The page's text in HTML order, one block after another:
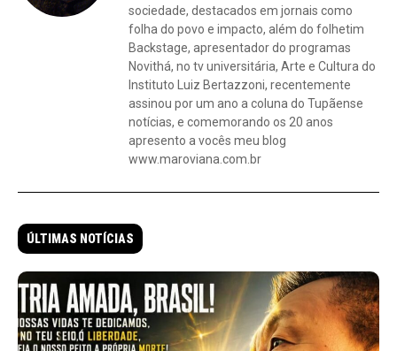
sociedade, destacados em jornais como
folha do povo e impacto, além do folhetim
Backstage, apresentador do programas
Novithá, no tv universitária, Arte e Cultura do
Instituto Luiz Bertazzoni, recentemente
assinou por um ano a coluna do Tupãense
notícias, e comemorando os 20 anos
apresento a vocês meu blog
www.maroviana.com.br
ÚLTIMAS NOTÍCIAS